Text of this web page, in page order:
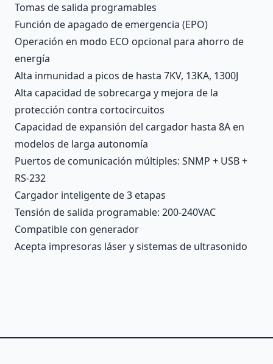
Tomas de salida programables
Función de apagado de emergencia (EPO)
Operación en modo ECO opcional para ahorro de
energía
Alta inmunidad a picos de hasta 7KV, 13KA, 1300J
Alta capacidad de sobrecarga y mejora de la
protección contra cortocircuitos
Capacidad de expansión del cargador hasta 8A en
modelos de larga autonomía
Puertos de comunicación múltiples: SNMP + USB +
RS-232
Cargador inteligente de 3 etapas
Tensión de salida programable: 200-240VAC
Compatible con generador
Acepta impresoras láser y sistemas de ultrasonido